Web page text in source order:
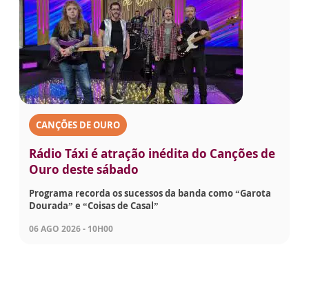
CANÇÕES DE OURO
Rádio Táxi é atração inédita do Canções de
Ouro deste sábado
Programa recorda os sucessos da banda como “Garota
Dourada” e “Coisas de Casal”
06 AGO 2026 - 10H00